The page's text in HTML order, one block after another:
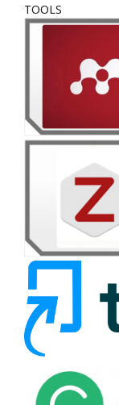
TOOLS